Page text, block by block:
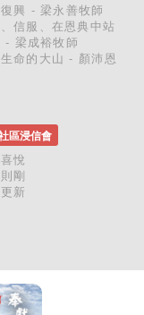
興 - 梁永善牧師
信服、在恩典中站
- 梁成裕牧師
命的大山 - 顏沛恩
區浸信會
悅
剛
新